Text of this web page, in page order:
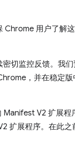
用户了解
切监控反馈。我
，并在稳定
Manifest V2 扩展
扩展程序。在此